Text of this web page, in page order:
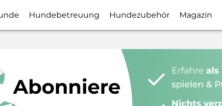
Hundebetreuung Hundezubehör Magazin